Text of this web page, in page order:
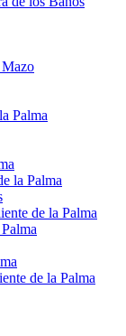
Mazo
Palma
la Palma
de la Palma
de la Palma